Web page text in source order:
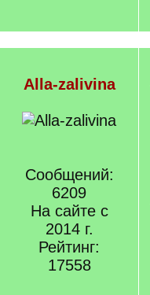
Alla-zalivina
Сообщений:
6209
На сайте с
2014 г.
Рейтинг:
17558